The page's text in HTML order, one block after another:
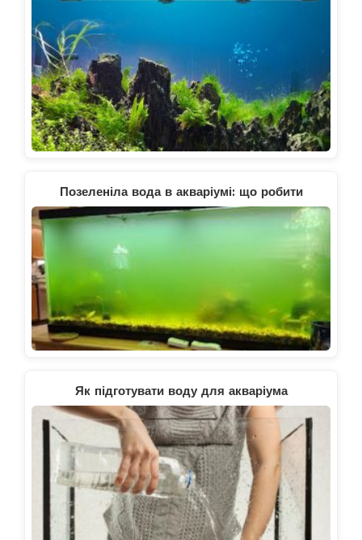
Позеленіла вода в акваріумі: що робити
Як підготувати воду для акваріума